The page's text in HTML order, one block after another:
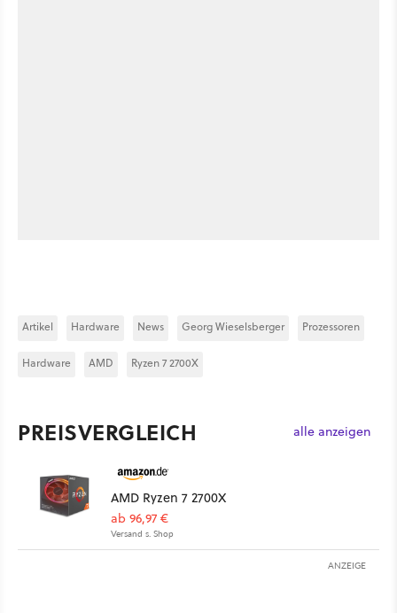
Artikel Hardware News Georg Wieselsberger Prozessoren
Hardware AMD Ryzen 7 2700X
PREISVERGLEICH alle anzeigen
AMD Ryzen 7 2700X
ab 96,97 €
Versand s. Shop
ANZEIGE